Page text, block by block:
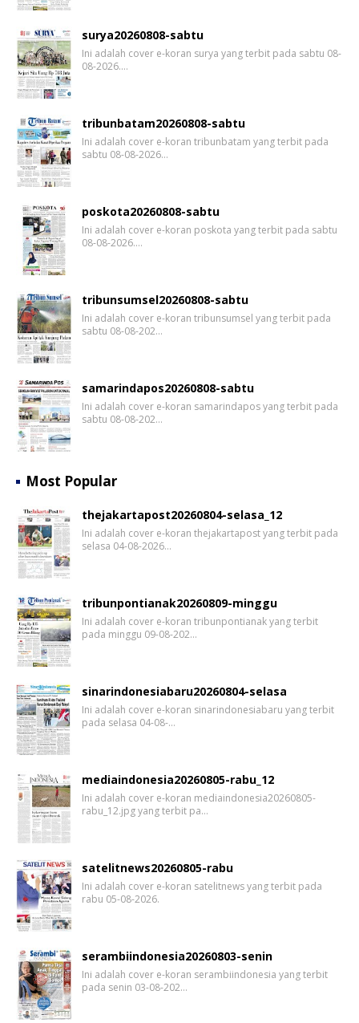
surya20260808-sabtu
Ini adalah cover e-koran surya yang terbit pada sabtu 08-
08-2026.…
tribunbatam20260808-sabtu
Ini adalah cover e-koran tribunbatam yang terbit pada
sabtu 08-08-2026…
poskota20260808-sabtu
Ini adalah cover e-koran poskota yang terbit pada sabtu
08-08-2026.…
tribunsumsel20260808-sabtu
Ini adalah cover e-koran tribunsumsel yang terbit pada
sabtu 08-08-202…
samarindapos20260808-sabtu
Ini adalah cover e-koran samarindapos yang terbit pada
sabtu 08-08-202…
Most Popular
thejakartapost20260804-selasa_12
Ini adalah cover e-koran thejakartapost yang terbit pada
selasa 04-08-2026…
tribunpontianak20260809-minggu
Ini adalah cover e-koran tribunpontianak yang terbit
pada minggu 09-08-202…
sinarindonesiabaru20260804-selasa
Ini adalah cover e-koran sinarindonesiabaru yang terbit
pada selasa 04-08-…
mediaindonesia20260805-rabu_12
Ini adalah cover e-koran mediaindonesia20260805-
rabu_12.jpg yang terbit pa…
satelitnews20260805-rabu
Ini adalah cover e-koran satelitnews yang terbit pada
rabu 05-08-2026.
serambiindonesia20260803-senin
Ini adalah cover e-koran serambiindonesia yang terbit
pada senin 03-08-202…